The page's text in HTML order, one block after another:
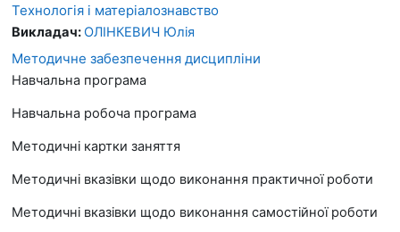
Технологія і матеріалознавство
Викладач:ОЛІНКЕВИЧ Юлія
Методичне забезпечення дисципліни
Навчальна програма
Навчальна робоча програма
Методичні картки заняття
Методичні вказівки щодо виконання практичної роботи
Методичні вказівки щодо виконання самостійної роботи